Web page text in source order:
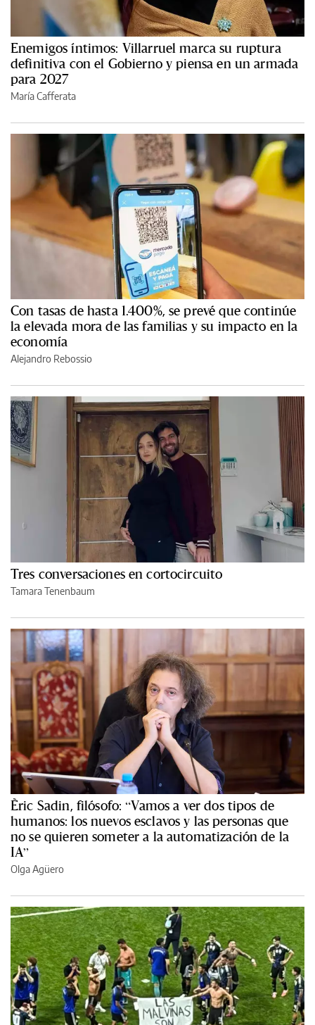
Enemigos íntimos: Villarruel marca su ruptura
definitiva con el Gobierno y piensa en un armada
para 2027
María Cafferata
Con tasas de hasta 1.400%, se prevé que continúe
la elevada mora de las familias y su impacto en la
economía
Alejandro Rebossio
Tres conversaciones en cortocircuito
Tamara Tenenbaum
Èric Sadin, filósofo: “Vamos a ver dos tipos de
humanos: los nuevos esclavos y las personas que
no se quieren someter a la automatización de la
IA”
Olga Agüero